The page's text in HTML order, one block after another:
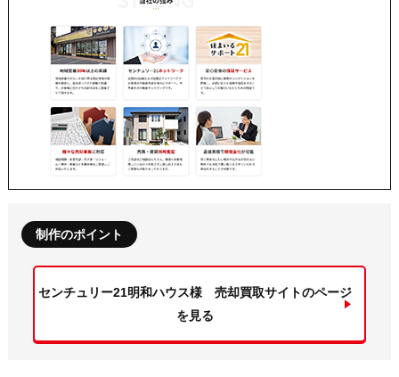
制作のポイント
センチュリー21明和ハウス様 売却買取サイトのページ
を見る